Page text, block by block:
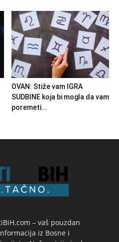
OVAN: Stiže vam IGRA
SUDBINE koja bi mogla da vam
poremeti...
– vaš pouzdan
iz Bosne i